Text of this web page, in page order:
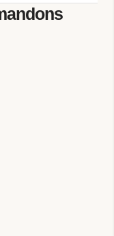
offre la
design
résistant et
dont